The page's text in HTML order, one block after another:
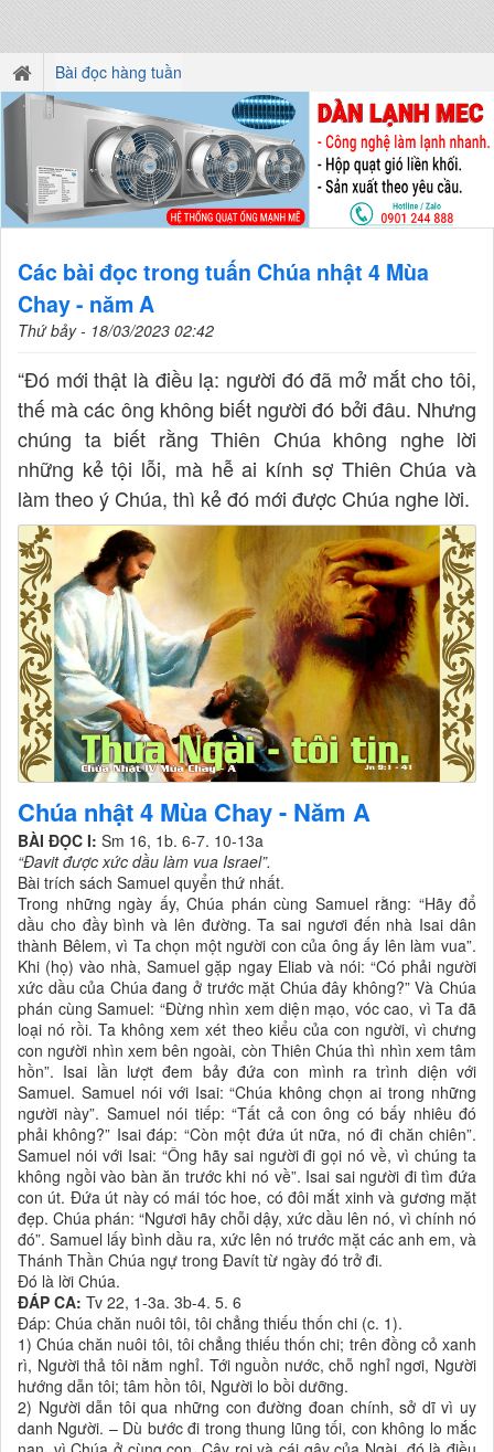
Bài đọc hàng tuần
Các bài đọc trong tuấn Chúa nhật 4 Mùa
Chay - năm A
Thứ bảy - 18/03/2023 02:42
“Đó mới thật là điều lạ: người đó đã mở mắt cho tôi,
thế mà các ông không biết người đó bởi đâu. Nhưng
chúng ta biết rằng Thiên Chúa không nghe lời
những kẻ tội lỗi, mà hễ ai kính sợ Thiên Chúa và
làm theo ý Chúa, thì kẻ đó mới được Chúa nghe lời.
Chúa nhật 4 Mùa Chay - Năm A
BÀI ĐỌC I: Sm 16, 1b. 6-7. 10-13a
“Ðavit được xức dầu làm vua Israel”.
Bài trích sách Samuel quyển thứ nhất.
Trong những ngày ấy, Chúa phán cùng Samuel rằng: “Hãy đổ
dầu cho đầy bình và lên đường. Ta sai ngươi đến nhà Isai dân
thành Bêlem, vì Ta chọn một người con của ông ấy lên làm vua”.
Khi (họ) vào nhà, Samuel gặp ngay Eliab và nói: “Có phải người
xức dầu của Chúa đang ở trước mặt Chúa đây không?” Và Chúa
phán cùng Samuel: “Ðừng nhìn xem diện mạo, vóc cao, vì Ta đã
loại nó rồi. Ta không xem xét theo kiểu của con người, vì chưng
con người nhìn xem bên ngoài, còn Thiên Chúa thì nhìn xem tâm
hồn”. Isai lần lượt đem bảy đứa con mình ra trình diện với
Samuel. Samuel nói với Isai: “Chúa không chọn ai trong những
người này”. Samuel nói tiếp: “Tất cả con ông có bấy nhiêu đó
phải không?” Isai đáp: “Còn một đứa út nữa, nó đi chăn chiên”.
Samuel nói với Isai: “Ông hãy sai người đi gọi nó về, vì chúng ta
không ngồi vào bàn ăn trước khi nó về”. Isai sai người đi tìm đứa
con út. Ðứa út này có mái tóc hoe, có đôi mắt xinh và gương mặt
đẹp. Chúa phán: “Ngươi hãy chỗi dậy, xức dầu lên nó, vì chính nó
đó”. Samuel lấy bình dầu ra, xức lên nó trước mặt các anh em, và
Thánh Thần Chúa ngự trong Ðavít từ ngày đó trở đi.
Ðó là lời Chúa.
ÐÁP CA: Tv 22, 1-3a. 3b-4. 5. 6
Ðáp: Chúa chăn nuôi tôi, tôi chẳng thiếu thốn chi (c. 1).
1) Chúa chăn nuôi tôi, tôi chẳng thiếu thốn chi; trên đồng cỏ xanh
rì, Người thả tôi nằm nghỉ. Tới nguồn nước, chỗ nghỉ ngơi, Người
hướng dẫn tôi; tâm hồn tôi, Người lo bồi dưỡng.
2) Người dẫn tôi qua những con đường đoan chính, sở dĩ vì uy
danh Người. – Dù bước đi trong thung lũng tối, con không lo mắc